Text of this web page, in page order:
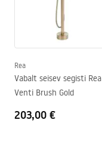
Väljalaskeava ulatus
Kattetehnoloogia
Ühenduse läbimõõt
Garantii
Pielęgnacja
Pielegnacja.pdf
Rea
Vabalt seisev segisti Rea
Venti Brush Gold
203,00 €